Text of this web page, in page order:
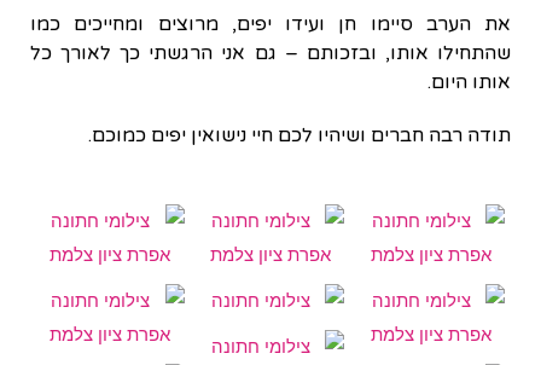
את הערב סיימו חן ועידו יפים, מרוצים ומחייכים כמו
שהתחילו אותו, ובזכותם – גם אני הרגשתי כך לאורך כל
אותו היום.
תודה רבה חברים ושיהיו לכם חיי נישואין יפים כמוכם.